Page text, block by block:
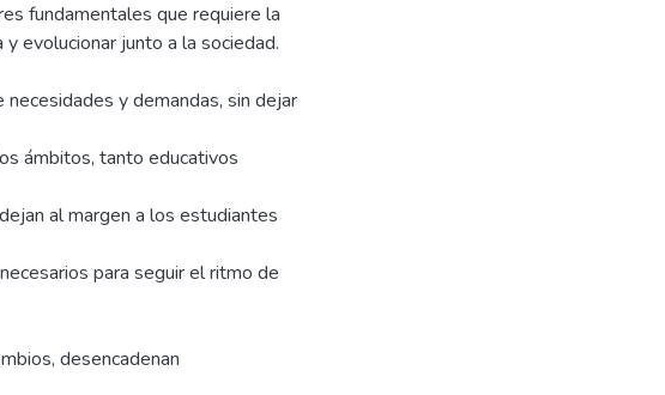
fundamentales que requiere la
evolucionar junto a la sociedad.
y demandas, sin dejar
ámbitos, tanto educativos
al margen a los estudiantes
para seguir el ritmo de
desencadenan